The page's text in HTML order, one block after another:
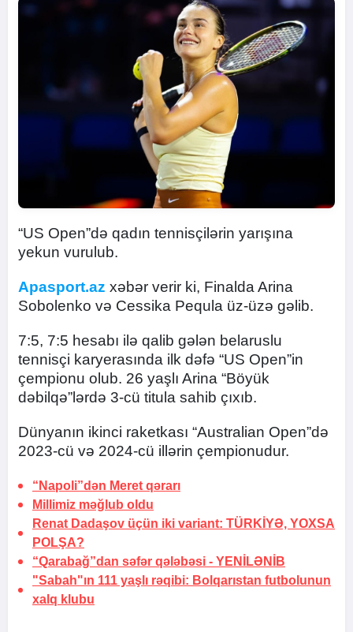
“US Open”də qadın tennisçilərin yarışına
yekun vurulub.
Apasport.az xəbər verir ki, Finalda Arina
Sobolenko və Cessika Pequla üz-üzə gəlib.
7:5, 7:5 hesabı ilə qalib gələn belaruslu
tennisçi karyerasında ilk dəfə “US Open”in
çempionu olub. 26 yaşlı Arina “Böyük
dəbilqə”lərdə 3-cü titula sahib çıxıb.
Dünyanın ikinci raketkası “Australian Open”də
2023-cü və 2024-cü illərin çempionudur.
“Napoli”dən Meret qərarı
Millimiz məğlub oldu
Renat Dadaşov üçün iki variant: TÜRKİYƏ, YOXSA
POLŞA?
“Qarabağ”dan səfər qələbəsi - YENİLƏNİB
"Sabah"ın 111 yaşlı rəqibi: Bolqarıstan futbolunun
xalq klubu